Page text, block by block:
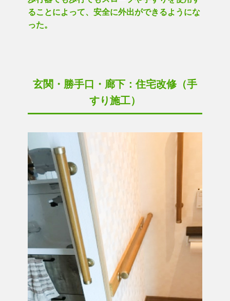
ることによって、安全に外出ができるようにな
った。
玄関・勝手口・廊下：住宅改修（手
すり施工）